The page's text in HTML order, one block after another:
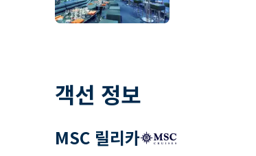
객선 정보
MSC 릴리카